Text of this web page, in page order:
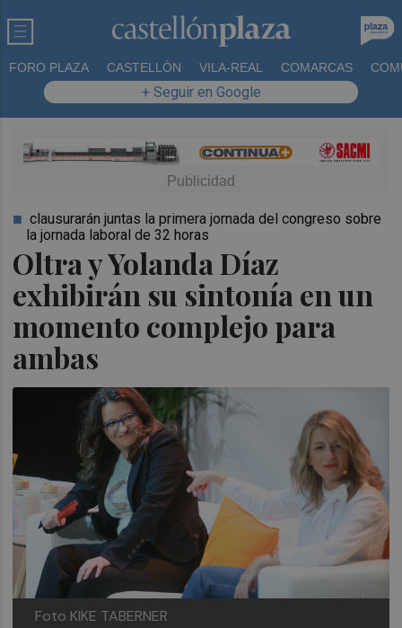
FORO PLAZA CASTELLÓN VILA-REAL COMARCAS
+ Seguir en Google
Oltra y Yolanda Díaz
exhibirán su sintonía en un
momento complejo para
ambas
clausurarán juntas la primera jornada del congreso sobre
la jornada laboral de 32 horas
Foto KIKE TABERNER